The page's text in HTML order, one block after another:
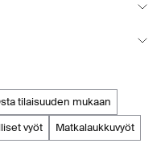
osta tilaisuuden mukaan
vyöt
matkalaukkuvyöt